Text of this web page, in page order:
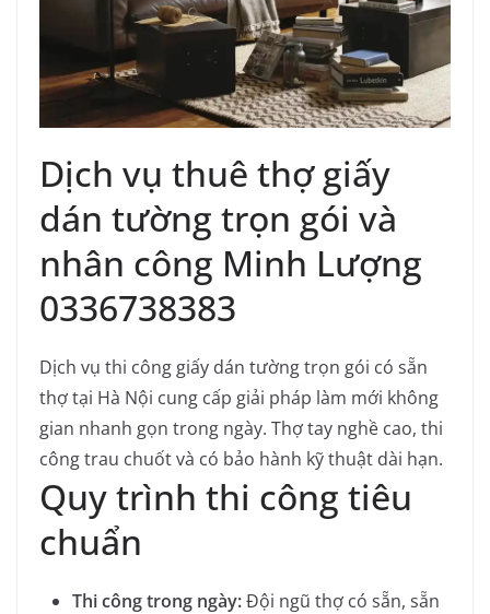
Dịch vụ thuê thợ giấy
dán tường trọn gói và
nhân công Minh Lượng
0336738383
Dịch vụ thi công giấy dán tường trọn gói có sẵn
thợ tại Hà Nội cung cấp giải pháp làm mới không
gian nhanh gọn trong ngày. Thợ tay nghề cao, thi
công trau chuốt và có bảo hành kỹ thuật dài hạn.
Quy trình thi công tiêu
chuẩn
Thi công trong ngày:Đội ngũ thợ có sẵn, sẵn